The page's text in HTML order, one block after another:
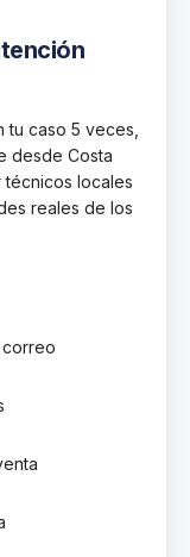
tu caso 5 veces,
desde Costa
técnicos locales
reales de los